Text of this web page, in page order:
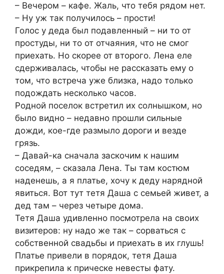
– Вечером – кафе. Жаль, что тебя рядом нет.
– Ну уж так получилось – прости!
Голос у деда был подавленный – ни то от
простуды, ни то от отчаяния, что не смог
приехать. Но скорее от второго. Лена еле
сдерживалась, чтобы не рассказать ему о
том, что встреча уже близка, надо только
подождать несколько часов.
Родной поселок встретил их солнышком, но
было видно – недавно прошли сильные
дожди, кое-где размыло дороги и везде
грязь.
– Давай-ка сначала заскочим к нашим
соседям, – сказала Лена. Ты там костюм
наденешь, а я платье, хочу к деду нарядной
явиться. Вот тут тетя Даша с семьей живет, а
дед там – через четыре дома.
Тетя Даша удивленно посмотрела на своих
визитеров: ну надо же так – сорваться с
собственной свадьбы и приехать в их глушь!
Платье привели в порядок, тетя Даша
прикрепила к прическе невесты фату.